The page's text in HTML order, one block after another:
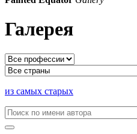
Галерея
из самых старых